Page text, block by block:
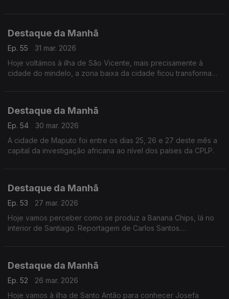
Destaque da Manhã
Ep. 55
31 mar. 2026
Hoje voltámos à ilha de São Vicente, mais precisamente à
cidade do mindelo, a zona baixa da cidade ficou transformada
Destaque da Manhã
Ep. 54
30 mar. 2026
A cidade de Maputo foi entre os dias 25, 26 e 27 deste mês a
capital da investigação africana ao nível dos países da CPLP.
Destaque da Manhã
Ep. 53
27 mar. 2026
Hoje vamos perceber como se produz a Banana Chips, lá no
interior de Santiago. Reportagem de Carlos Santos.
Destaque da Manhã
Ep. 52
26 mar. 2026
Hoje vamos à ilha de Santo Antão para conhecer Josefa